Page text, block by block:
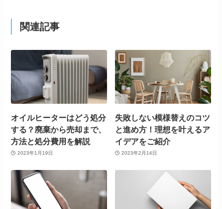
関連記事
オイルヒーターはどう処分
する？廃棄から売却まで、
方法と処分費用を解説
2023年1月19日
失敗しない模様替えのコツ
と進め方！理想を叶えるア
イデアをご紹介
2023年2月14日